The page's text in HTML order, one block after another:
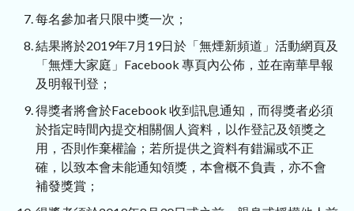
每名參加者只限中獎一次；
結果將於2019年7月19日於「無煙新頻道」活動網頁及
「無煙大家庭」Facebook 專頁內公佈，並在南華早報
及明報刊登；
得獎者將會於Facebook 收到訊息通知，而得獎者必須
於指定時間內提交相關個人資料，以作登記及領獎之
用，否則作棄權論；若所提供之資料有錯漏或不正
確，以致本會未能通知領獎，本會概不負責，亦不會
補發獎賞；